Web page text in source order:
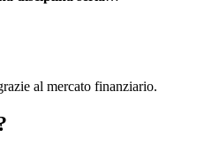
al mercato finanziario.